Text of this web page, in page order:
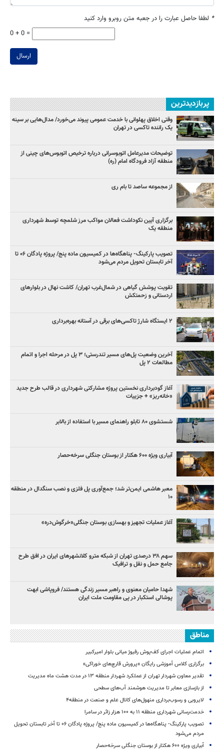
* لطفا حاصل عبارت را در جعبه متن روبرو وارد کنید
0 + 0 =
ارسال
پربازدیدترین
وقتی اخلاق پهلوانی با خدمت عمومی پیوند می‌خورد/ مدال‌هایی بر سینه
یک راننده تاکسی در تهران
توضیحات مدیرعامل اتوبوسرانی درباره ترخیص اتوبوس‌های چینی از
منطقه آزاد فرودگاه امام (ره)
از مجموعه ساصد تا بام ری
برگزاری آیین نکوداشت فعالان مواکب مرز شلمچه توسط شهرداری
منطقه یک
تصویب پارکینگ- پناهگاه‌ها در کمیسیون ماده پنج/ پروژه پادگان ۰۶ تا
آخر تابستان تحویل مردم می‌شود
تقویت پوشش گیاهی در شمال‌غرب تهران/ کاشت نهال در بلوارهای
اردستانی و زحمتکش
۲ ایستگاه شارژ تاکسی‌های برقی در آستانه بهره‌برداری
آخرین وضعیت پل‌های مسیر تندرستی؛ ۳ پل در مرحله اجرا و اتمام
مطالعات ۲ پل
آغاز گودبرداری نخستین پروژه مشارکتی شهرداری در قالب طرح جدید
«خانه‌ریز» + جزییات
شستشوی ۸۰ تابلو راهنمای مسیر با استفاده از بالابر
آبیاری ویژه ۶۰۰ هکتار از بوستان جنگلی سرخه‌حصار
معبر هاشمی ایمن‌تر شد؛ جمع‌آوری پل فلزی و نصب سنگدال در منطقه
۱۰
آغاز عملیات تجهیز و بهسازی بوستان جنگلی«خرگوش‌دره»
سهم ۳۸ درصدی تهران از شبکه مترو کلانشهرهای ایران در افق طرح
جامع حمل و نقل و ترافیک
شهدا حامیان معنوی و راهبر مسیر زندگی هستند/ فروپاشی ابهت
پوشالی استکبار در پی مقاومت ملت ایران
مناطق
اتمام عملیات اجرای کف‌پوش رفیوژ میانی بلوار امیرکبیر
برگزاری کلاس آموزشی رایگان «پرورش قارچ‌های خوراکی»
تقدیر معاون شهردار تهران از عملکرد شهردار منطقه ۱۳ در مدت هشت ماه مدیریت
از بازسازی معابر تا مدیریت هوشمند آب‌های سطحی
لایروبی و رسوب‌برداری منهول‌های کانال علم و صنعت در منطقه۴
خدمت‌رسانی شهرداری منطقه ۱۱ به ۱۰۰ هزار زائر در سامرا
تصویب پارکینگ- پناهگاه‌ها در کمیسیون ماده پنج/ پروژه پادگان ۰۶ تا آخر تابستان تحویل
مردم می‌شود
آبیاری ویژه ۶۰۰ هکتار از بوستان جنگلی سرخه‌حصار